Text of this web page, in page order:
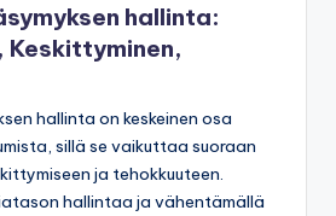
hallinta:
hallinta on keskeinen osa
sillä se vaikuttaa suoraan
ja tehokkuuteen.
hallintaa ja vähentämällä